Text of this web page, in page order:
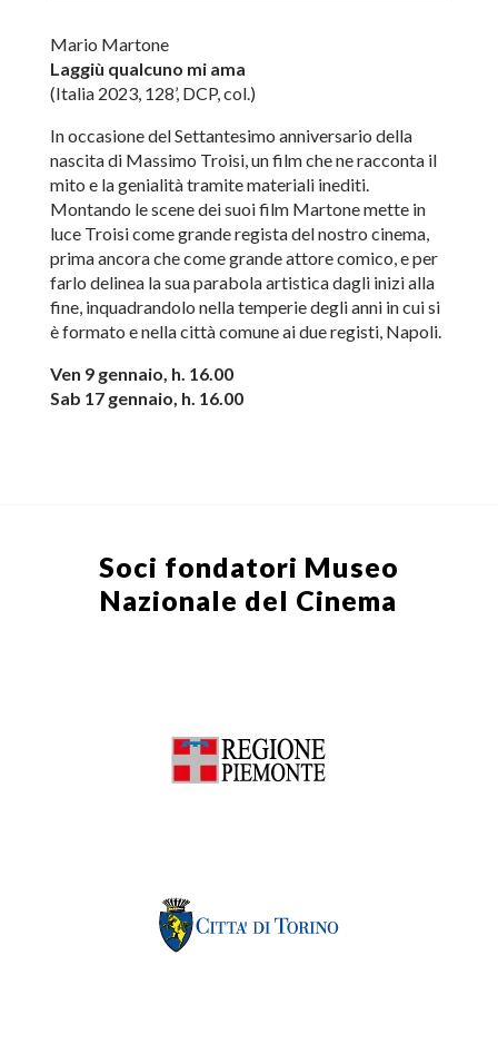
Mario Martone
Laggiù qualcuno mi ama
(Italia 2023, 128’, DCP, col.)
In occasione del Settantesimo anniversario della
nascita di Massimo Troisi, un film che ne racconta il
mito e la genialità tramite materiali inediti.
Montando le scene dei suoi film Martone mette in
luce Troisi come grande regista del nostro cinema,
prima ancora che come grande attore comico, e per
farlo delinea la sua parabola artistica dagli inizi alla
fine, inquadrandolo nella temperie degli anni in cui si
è formato e nella città comune ai due registi, Napoli.
Ven 9 gennaio, h. 16.00
Sab 17 gennaio, h. 16.00
Soci fondatori Museo
Nazionale del Cinema